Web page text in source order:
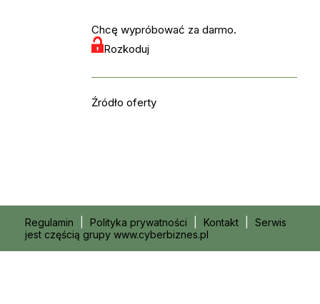
Chcę wypróbować za darmo.
Rozkoduj
Źródło oferty
Regulamin Polityka prywatności Kontakt
Serwis
jest częścią grupy www.cyberbiznes.pl